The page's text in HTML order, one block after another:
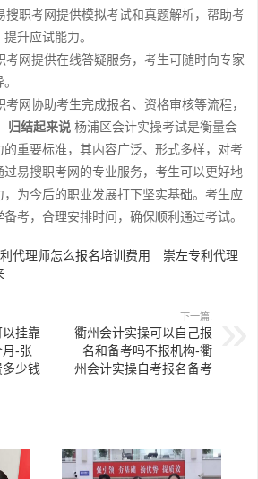
搜职考网提供模拟考试和真题解析，帮助考
升应试能力。
考网提供在线答疑服务，考生可随时向专家
网协助考生完成报名、资格审核等流程，
归结起来说 杨浦区会计实操考试是衡量会
重要标准，其内容广泛、形式多样，对考
易搜职考网的专业服务，考生可以更好地
为今后的职业发展打下坚实基础。考生应
考，合理安排时间，确保顺利通过考试。
代理师怎么报名培训费用
崇左专利代理
挂靠
月-张
多少钱
下一篇:
衢州会计实操可以自己报
名和备考吗不报机构-衢
州会计实操自考报名备考